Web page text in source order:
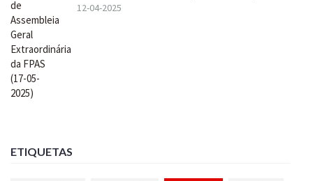
12-04-2025
ETIQUETAS